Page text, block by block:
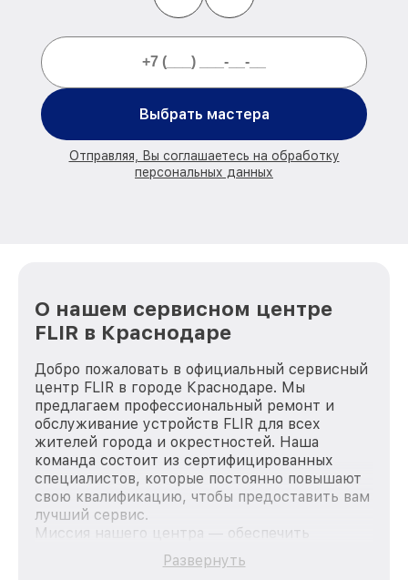
Выбрать мастера
Отправляя, Вы соглашаетесь на обработку
персональных данных
О нашем сервисном центре
FLIR в Краснодаре
Добро пожаловать в официальный сервисный
центр FLIR в городе Краснодаре. Мы
предлагаем профессиональный ремонт и
обслуживание устройств FLIR для всех
жителей города и окрестностей. Наша
команда состоит из сертифицированных
специалистов, которые постоянно повышают
свою квалификацию, чтобы предоставить вам
лучший сервис.
Миссия нашего центра — обеспечить
качественный и доступный ремонт для
каждого пользователя продукции FLIR, вне
Развернуть